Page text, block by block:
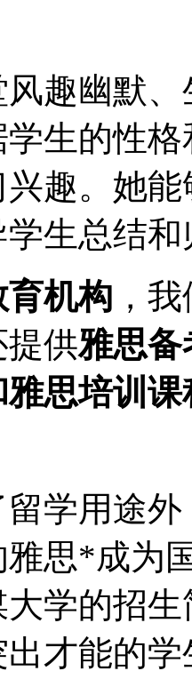
趣幽默
生的性
趣。她
生总结和
机构 ，
提供雅思备
思培训课
学用途
思*成为
学的招
才能的